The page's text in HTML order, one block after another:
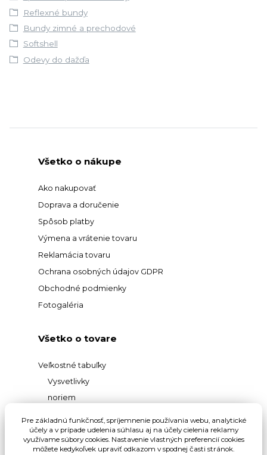
Reflexné bundy
Bundy zimné a prechodové
Softshell
Odevy do dažďa
Všetko o nákupe
Ako nakupovať
Doprava a doručenie
Spôsob platby
Výmena a vrátenie tovaru
Reklamácia tovaru
Ochrana osobných údajov GDPR
Obchodné podmienky
Fotogaléria
Všetko o tovare
Veľkostné tabuľky
Vysvetlivky
noriem
materiálov
Vysvetlivky pojmov
Pre základnú funkčnosť, spríjemnenie používania webu, analytické
účely a v prípade udelenia súhlasu aj na účely cielenia reklamy
využívame súbory cookies. Nastavenie vlastných preferencií cookies
môžete kedykoľvek upraviť odkazom v spodnej časti stránok.